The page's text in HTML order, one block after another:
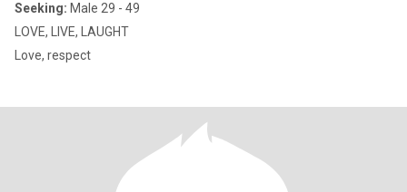
Seeking: Male 29 - 49
LOVE, LIVE, LAUGHT
Love, respect